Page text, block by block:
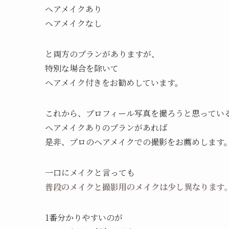
ヘアメイクあり
ヘアメイクなし
と両方のプランがありますが、
特別な場合を除いて
ヘアメイク付きをお勧めしています。
これから、プロフィール写真を撮ろうと思ってい
ヘアメイクありのプランがあれば
是非、プロのヘアメイクでの撮影をお薦めします。
一口にメイクと言っても
普段のメイクと撮影用のメイクは少し異なります。
1番分かりやすいのが